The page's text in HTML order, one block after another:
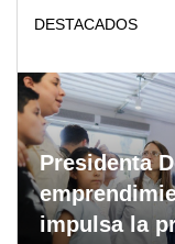
DESTACADOS
Presidenta
impulsa la